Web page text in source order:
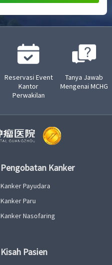
Reservasi Event
Kantor
Perwakilan
Tanya Jawab
Mengenai MCHG
Pengobatan Kanker
Kanker Payudara
Kanker Paru
Kanker Nasofaring
Kisah Pasien